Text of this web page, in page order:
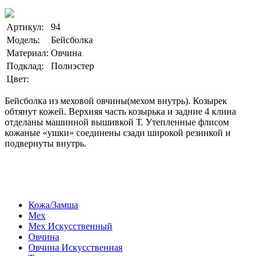
Артикул:
94
Модель:
Бейсболка
Материал: Овчина
Подклад:
Полиэстер
Цвет:
Бейсболка из меховой овчины(мехом внутрь). Козырек
обтянут кожей. Верхняя часть козырька и задние 4 клина
отделаны машинной вышивкой Т. Утепленные флисом
кожаные «ушки» соединены сзади широкой резинкой и
подвернуты внутрь.
Кожа/Замша
Мех
Мех Искусственный
Овчина
Овчина Искусственная